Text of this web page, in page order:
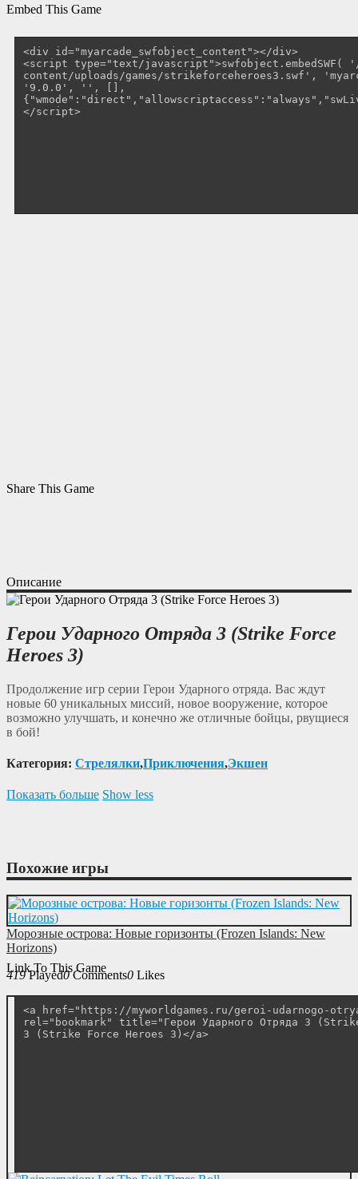
Embed This Game
Share This Game
Link To This Game
Описание
Герои Ударного Отряда 3 (Strike Force
Heroes 3)
Продолжение игр серии Герои Ударного отряда. Вас ждут
новые 60 уникальных миссий, новое вооружение, которое
возможно улучшать, и конечно же отличные бойцы, рвущиеся
в бой!
Категория: Cтрелялки,Приключения,Экшен
Показать больше Show less
Похожие игры
Морозные острова: Новые горизонты (Frozen Islands: New
Horizons)
419 Played0 Comments0 Likes